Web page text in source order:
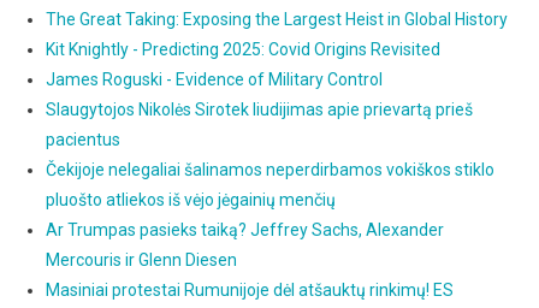
The Great Taking: Exposing the Largest Heist in Global History
Kit Knightly - Predicting 2025: Covid Origins Revisited
James Roguski - Evidence of Military Control
Slaugytojos Nikolės Sirotek liudijimas apie prievartą prieš
pacientus
Čekijoje nelegaliai šalinamos neperdirbamos vokiškos stiklo
pluošto atliekos iš vėjo jėgainių menčių
Ar Trumpas pasieks taiką? Jeffrey Sachs, Alexander
Mercouris ir Glenn Diesen
Masiniai protestai Rumunijoje dėl atšauktų rinkimų! ES